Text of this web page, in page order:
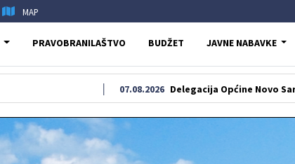
MAP
PRAVOBRANILAŠTVO BUDŽET JAVNE NABAVKE
Delegacija Općine Novo Sarajevo